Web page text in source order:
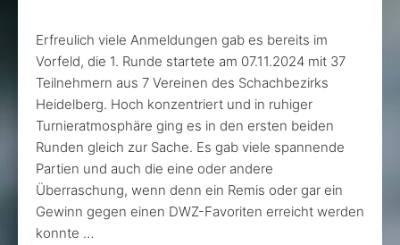
Erfreulich viele Anmeldungen gab es bereits im
Vorfeld, die 1. Runde startete am 07.11.2024 mit 37
Teilnehmern aus 7 Vereinen des Schachbezirks
Heidelberg. Hoch konzentriert und in ruhiger
Turnieratmosphäre ging es in den ersten beiden
Runden gleich zur Sache. Es gab viele spannende
Partien und auch die eine oder andere
Überraschung, wenn denn ein Remis oder gar ein
Gewinn gegen einen DWZ-Favoriten erreicht werden
konnte …